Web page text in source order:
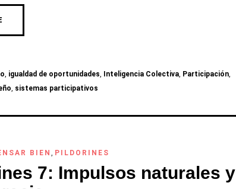
, igualdad de oportunidades, Inteligencia Colectiva, Participación,
, sistemas participativos
BIEN , PILDORINES
7: Impulsos naturales y